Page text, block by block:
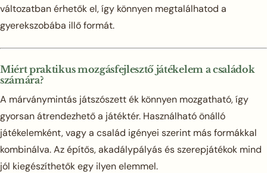
változatban érhetők el, így könnyen megtalálhatod a
gyerekszobába illő formát.
Miért praktikus mozgásfejlesztő játékelem a családok
számára?
A márványmintás játszószett ék könnyen mozgatható, így
gyorsan átrendezhető a játéktér. Használható önálló
játékelemként, vagy a család igényei szerint más formákkal
kombinálva. Az építős, akadálypályás és szerepjátékok mind
jól kiegészíthetők egy ilyen elemmel.